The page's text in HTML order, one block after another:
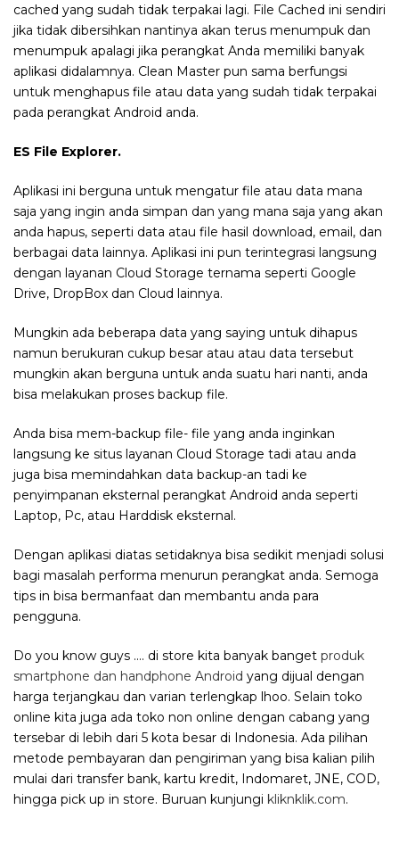
cached yang sudah tidak terpakai lagi. File Cached ini sendiri
jika tidak dibersihkan nantinya akan terus menumpuk dan
menumpuk apalagi jika perangkat Anda memiliki banyak
aplikasi didalamnya. Clean Master pun sama berfungsi
untuk menghapus file atau data yang sudah tidak terpakai
pada perangkat Android anda.
ES File Explorer.
Aplikasi ini berguna untuk mengatur file atau data mana
saja yang ingin anda simpan dan yang mana saja yang akan
anda hapus, seperti data atau file hasil download, email, dan
berbagai data lainnya. Aplikasi ini pun terintegrasi langsung
dengan layanan Cloud Storage ternama seperti Google
Drive, DropBox dan Cloud lainnya.
Mungkin ada beberapa data yang saying untuk dihapus
namun berukuran cukup besar atau atau data tersebut
mungkin akan berguna untuk anda suatu hari nanti, anda
bisa melakukan proses backup file.
Anda bisa mem-backup file- file yang anda inginkan
langsung ke situs layanan Cloud Storage tadi atau anda
juga bisa memindahkan data backup-an tadi ke
penyimpanan eksternal perangkat Android anda seperti
Laptop, Pc, atau Harddisk eksternal.
Dengan aplikasi diatas setidaknya bisa sedikit menjadi solusi
bagi masalah performa menurun perangkat anda. Semoga
tips in bisa bermanfaat dan membantu anda para
pengguna.
Do you know guys …. di store kita banyak banget produk
smartphone dan handphone Android yang dijual dengan
harga terjangkau dan varian terlengkap lhoo. Selain toko
online kita juga ada toko non online dengan cabang yang
tersebar di lebih dari 5 kota besar di Indonesia. Ada pilihan
metode pembayaran dan pengiriman yang bisa kalian pilih
mulai dari transfer bank, kartu kredit, Indomaret, JNE, COD,
hingga pick up in store. Buruan kunjungi kliknklik.com.